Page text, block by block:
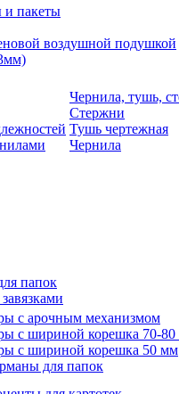
и пакеты
воздушной подушкой
Чернила, тушь,
Стержни
Тушь чертежная
Чернила
папок
с арочным механизмом
с шириной корешка 70-
с шириной корешка 50 мм
для папок